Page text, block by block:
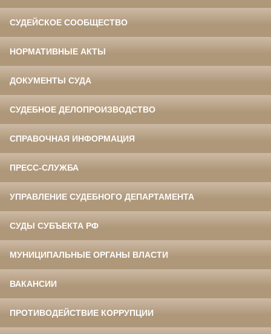
СУДЕЙСКОЕ СООБЩЕСТВО
НОРМАТИВНЫЕ АКТЫ
ДОКУМЕНТЫ СУДА
СУДЕБНОЕ ДЕЛОПРОИЗВОДСТВО
СПРАВОЧНАЯ ИНФОРМАЦИЯ
ПРЕСС-СЛУЖБА
УПРАВЛЕНИЕ СУДЕБНОГО ДЕПАРТАМЕНТА
СУДЫ СУБЪЕКТА РФ
МУНИЦИПАЛЬНЫЕ ОРГАНЫ ВЛАСТИ
ВАКАНСИИ
ПРОТИВОДЕЙСТВИЕ КОРРУПЦИИ